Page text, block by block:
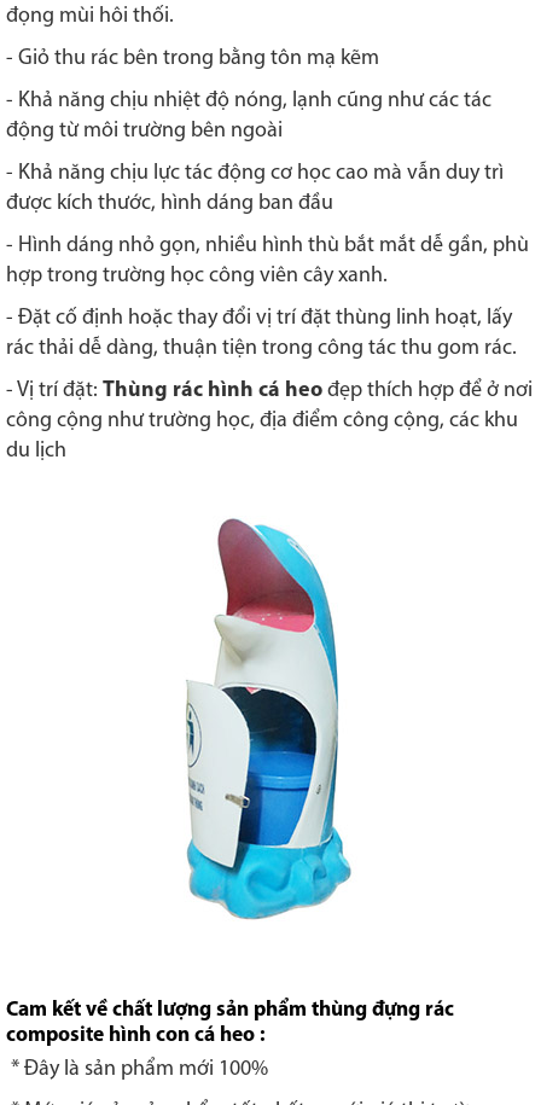
đọng mùi hôi thối.
- Giỏ thu rác bên trong bằng tôn mạ kẽm
- Khả năng chịu nhiệt độ nóng, lạnh cũng như các tác
động từ môi trường bên ngoài
- Khả năng chịu lực tác động cơ học cao mà vẫn duy trì
được kích thước, hình dáng ban đầu
- Hình dáng nhỏ gọn, nhiều hình thù bắt mắt dễ gần, phù
hợp trong trường học công viên cây xanh.
- Đặt cố định hoặc thay đổi vị trí đặt thùng linh hoạt, lấy
rác thải dễ dàng, thuận tiện trong công tác thu gom rác.
- Vị trí đặt: Thùng rác hình cá heo đẹp thích hợp để ở nơi
công cộng như trường học, địa điểm công cộng, các khu
du lịch
Cam kết về chất lượng sản phẩm thùng đựng rác
composite hình con cá heo :
* Đây là sản phẩm mới 100%